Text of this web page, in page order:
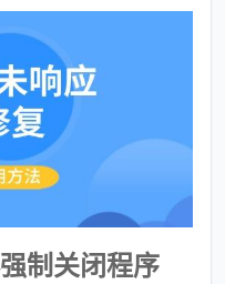
制关闭程序